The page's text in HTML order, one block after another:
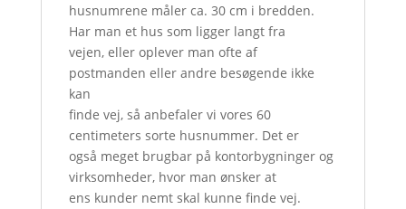
husnumrene måler ca. 30 cm i bredden.
Har man et hus som ligger langt fra
vejen, eller oplever man ofte af
postmanden eller andre besøgende ikke
kan
finde vej, så anbefaler vi vores 60
centimeters sorte husnummer. Det er
også meget brugbar på kontorbygninger og
virksomheder, hvor man ønsker at
ens kunder nemt skal kunne finde vej.